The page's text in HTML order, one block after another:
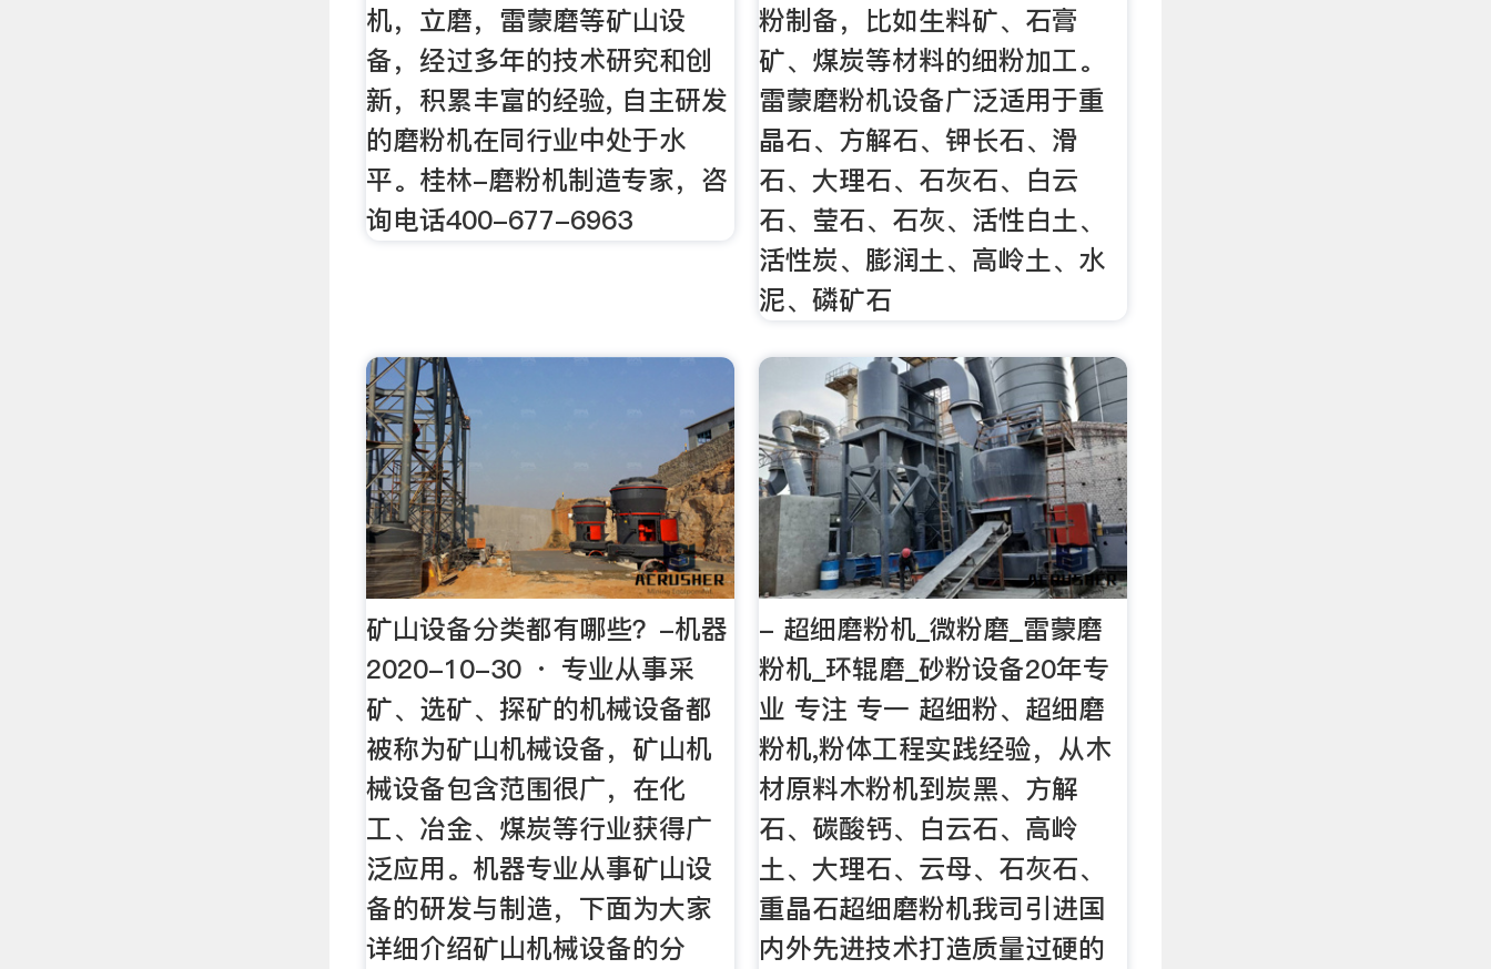
机，立磨，雷蒙磨等矿山设
备，经过多年的技术研究和创
新，积累丰富的经验, 自主研发
的磨粉机在同行业中处于水
平。桂林-磨粉机制造专家，咨
询电话400-677-6963
粉制备，比如生料矿、石膏
矿、煤炭等材料的细粉加工。
雷蒙磨粉机设备广泛适用于重
晶石、方解石、钾长石、滑
石、大理石、石灰石、白云
石、莹石、石灰、活性白土、
活性炭、膨润土、高岭土、水
泥、磷矿石
矿山设备分类都有哪些？-机器
2020-10-30 · 专业从事采
矿、选矿、探矿的机械设备都
被称为矿山机械设备，矿山机
械设备包含范围很广，在化
工、冶金、煤炭等行业获得广
泛应用。机器专业从事矿山设
备的研发与制造，下面为大家
详细介绍矿山机械设备的分
- 超细磨粉机_微粉磨_雷蒙磨
粉机_环辊磨_砂粉设备20年专
业 专注 专一 超细粉、超细磨
粉机,粉体工程实践经验，从木
材原料木粉机到炭黑、方解
石、碳酸钙、白云石、高岭
土、大理石、云母、石灰石、
重晶石超细磨粉机我司引进国
内外先进技术打造质量过硬的